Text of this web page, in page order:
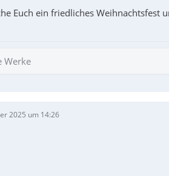
Euch ein friedliches Weihnachtsfest
Werke
2025 um 14:26